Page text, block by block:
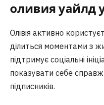
оливия уайлд
Олівія активно
ділиться моментами з
підтримує соціальні
показувати себе
підписників.